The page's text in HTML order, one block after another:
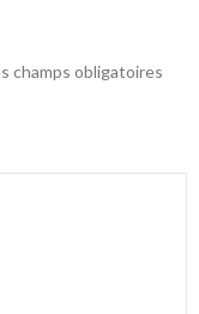
champs obligatoires